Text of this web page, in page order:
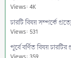
Views: 4K
চারটি বিষয় সম্পর্কে
Views: 531
পূর্বে বর্ণিত বিষয় চারটির